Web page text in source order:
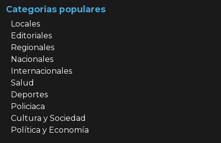
Categorias populares
Locales
Editoriales
Regionales
Nacionales
Internacionales
Salud
Deportes
Policiaca
Cultura y Sociedad
Política y Economía